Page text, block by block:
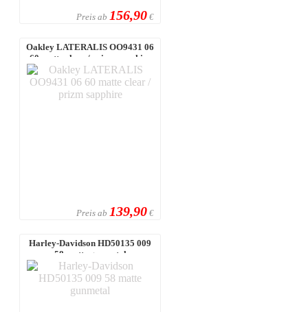
Preis ab 156,90 €
Oakley LATERALIS OO9431 06
60 matte clear / prizm sapphire
Preis ab 139,90 €
Harley-Davidson HD50135 009
58 matte gunmetal